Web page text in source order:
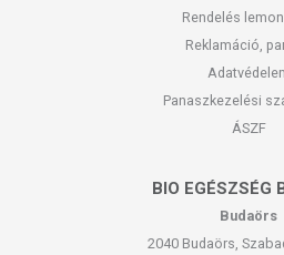
Rendelés
Reklamáció,
Panaszkezelési
ÁSZF
BIO EGÉSZSÉG
Budaörs
2040 Budaörs,